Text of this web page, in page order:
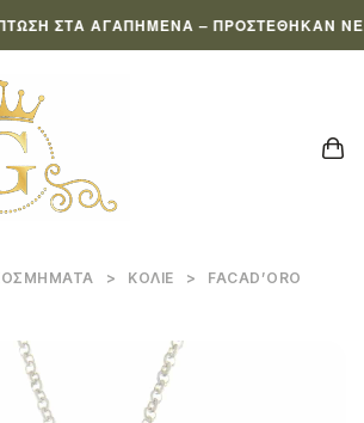
ΣΤΑ ΑΓΑΠΗΜΈΝΑ – ΠΡΟΣΤΈΘΗΚΑΝ ΝΈΑ
> ΚΟΛΙΈ >
FACAD’ORO